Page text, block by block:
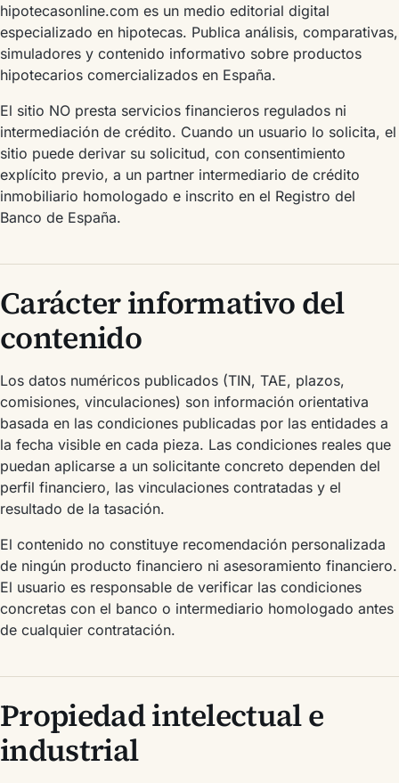
hipotecasonline.com es un medio editorial digital
especializado en hipotecas. Publica análisis, comparativas,
simuladores y contenido informativo sobre productos
hipotecarios comercializados en España.
El sitio NO presta servicios financieros regulados ni
intermediación de crédito. Cuando un usuario lo solicita, el
sitio puede derivar su solicitud, con consentimiento
explícito previo, a un partner intermediario de crédito
inmobiliario homologado e inscrito en el Registro del
Banco de España.
Carácter informativo del
contenido
Los datos numéricos publicados (TIN, TAE, plazos,
comisiones, vinculaciones) son información orientativa
basada en las condiciones publicadas por las entidades a
la fecha visible en cada pieza. Las condiciones reales que
puedan aplicarse a un solicitante concreto dependen del
perfil financiero, las vinculaciones contratadas y el
resultado de la tasación.
El contenido no constituye recomendación personalizada
de ningún producto financiero ni asesoramiento financiero.
El usuario es responsable de verificar las condiciones
concretas con el banco o intermediario homologado antes
de cualquier contratación.
Propiedad intelectual e
industrial